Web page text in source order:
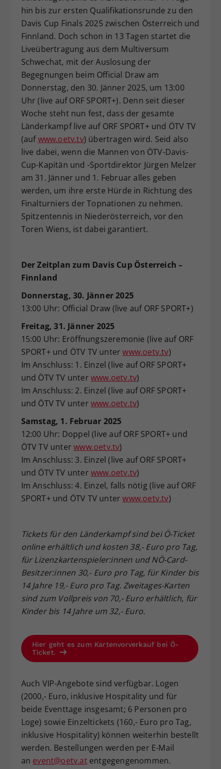
hin bis zur ersten Qualifikationsrunde zu den
Davis Cup Finals 2025 zwischen Österreich und
Finnland. Doch schon in 13 Tagen startet die
Liveübertragung aus dem Multiversum
Schwechat, mit der Auslosung der
Begegnungen beim Official Draw am
Donnerstag, den 30. Jänner 2025, um 13:00
Uhr (live auf ORF SPORT+). Denn seit dieser
Woche steht nun fest, dass der gesamte
Länderkampf live auf ORF SPORT+ und ÖTV TV
(aufwww.oetv.tv) übertragen wird. Seid also
live dabei, wenn die Mannen von ÖTV-Davis-
Cup-Kapitän und -Sportdirektor Jürgen Melzer
am 31. Jänner und 1. Februar alles geben
werden, um ihre erste Hürde in Richtung des
Finalturniers der Topnationen zu nehmen.
Spitzentennis in Niederösterreich, vor den
Toren Wiens, ist dabei garantiert.
Der Zeitplan zum Davis Cup Österreich –
Finnland
Donnerstag, 30. Jänner 2025
13:00 Uhr: Official Draw (live auf ORF SPORT+)
Freitag, 31. Jänner 2025
15:00 Uhr: Eröffnungszeremonie (live auf ORF
SPORT+ und ÖTV TV unterwww.oetv.tv)
Im Anschluss: 1. Einzel (live auf ORF SPORT+
und ÖTV TV unter www.oetv.tv)
Im Anschluss: 2. Einzel (live auf ORF SPORT+
und ÖTV TV unter www.oetv.tv)
Samstag, 1. Februar 2025
12:00 Uhr: Doppel (live auf ORF SPORT+ und
ÖTV TV unterwww.oetv.tv)
Im Anschluss: 3. Einzel (live auf ORF SPORT+
und ÖTV TV unter www.oetv.tv)
Im Anschluss: 4. Einzel, falls nötig (live auf ORF
SPORT+ und ÖTV TV unterwww.oetv.tv)
Tickets für den Länderkampf sind bei Ö-Ticket
online erhältlich und kosten 38,- Euro pro Tag,
für Lizenzkartenspieler:innen und NÖ-Card-
Besitzer:innen 30,- Euro pro Tag, für Kinder bis
14 Jahre 19,- Euro pro Tag. Zweitages-Karten
sind zum Vollpreis von 70,- Euro erhältlich, für
Kinder bis 14 Jahre um 32,- Euro.
Hier geht es zum Kartenvorverkauf bei Ö-
Ticket.
Auch VIP-Angebote sind verfügbar. Logen
(2000,- Euro, inklusive Hospitality und für
beide Eventtage insgesamt; 6 Personen pro
Loge) sowie Einzeltickets (160,- Euro pro Tag,
inklusive Hospitality) können weiterhin bestellt
werden. Bestellungen werden per E-Mail
an event@oetv.atentgegengenommen.
Zweck
Dieser Wert speichert Ihre Consent-
Einstellungen. Unter anderem eine
zufällig generierte ID, für die
historische Speicherung Ihrer
vorgenommen Einstellungen, falls der
Webseiten-Betreiber dies eingestellt
hat.